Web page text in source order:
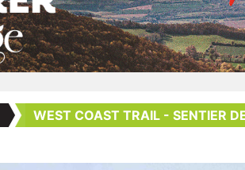
WEST COAST TRAIL - SENTIER